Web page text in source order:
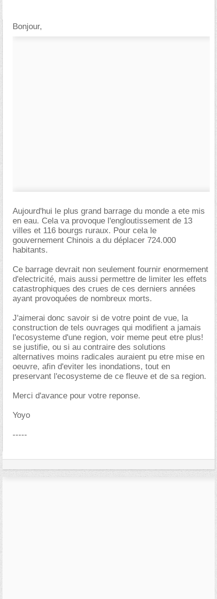
Bonjour,
Aujourd'hui le plus grand barrage du monde a ete mis
en eau. Cela va provoque l'engloutissement de 13
villes et 116 bourgs ruraux. Pour cela le
gouvernement Chinois a du déplacer 724.000
habitants.
Ce barrage devrait non seulement fournir enormement
d'electricité, mais aussi permettre de limiter les effets
catastrophiques des crues de ces derniers années
ayant provoquées de nombreux morts.
J'aimerai donc savoir si de votre point de vue, la
construction de tels ouvrages qui modifient a jamais
l'ecosysteme d'une region, voir meme peut etre plus!
se justifie, ou si au contraire des solutions
alternatives moins radicales auraient pu etre mise en
oeuvre, afin d'eviter les inondations, tout en
preservant l'ecosysteme de ce fleuve et de sa region.
Merci d'avance pour votre reponse.
Yoyo
-----